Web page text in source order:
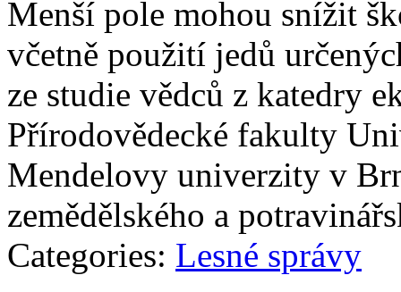
Menší pole mohou snížit
včetně použití jedů
ze studie vědců z katedry
Přírodovědecké fakulty
Mendelovy univerzity v
zemědělského a
Categories: Lesné správy